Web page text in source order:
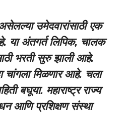
उमेदवारांसाठी एक
या अंतगर्त लिपिक, चालक
भरती सुरु झाली आहे.
चांगला मिळणार आहे. चला
बघूया. महाराष्ट्र राज्य
आणि प्रशिक्षण संस्था